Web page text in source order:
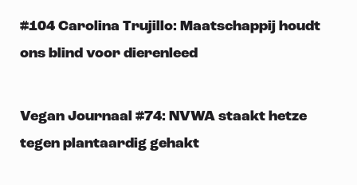
#104 Carolina Trujillo: Maatschappij houdt
ons blind voor dierenleed
Vegan Journaal #74: NVWA staakt hetze
tegen plantaardig gehakt